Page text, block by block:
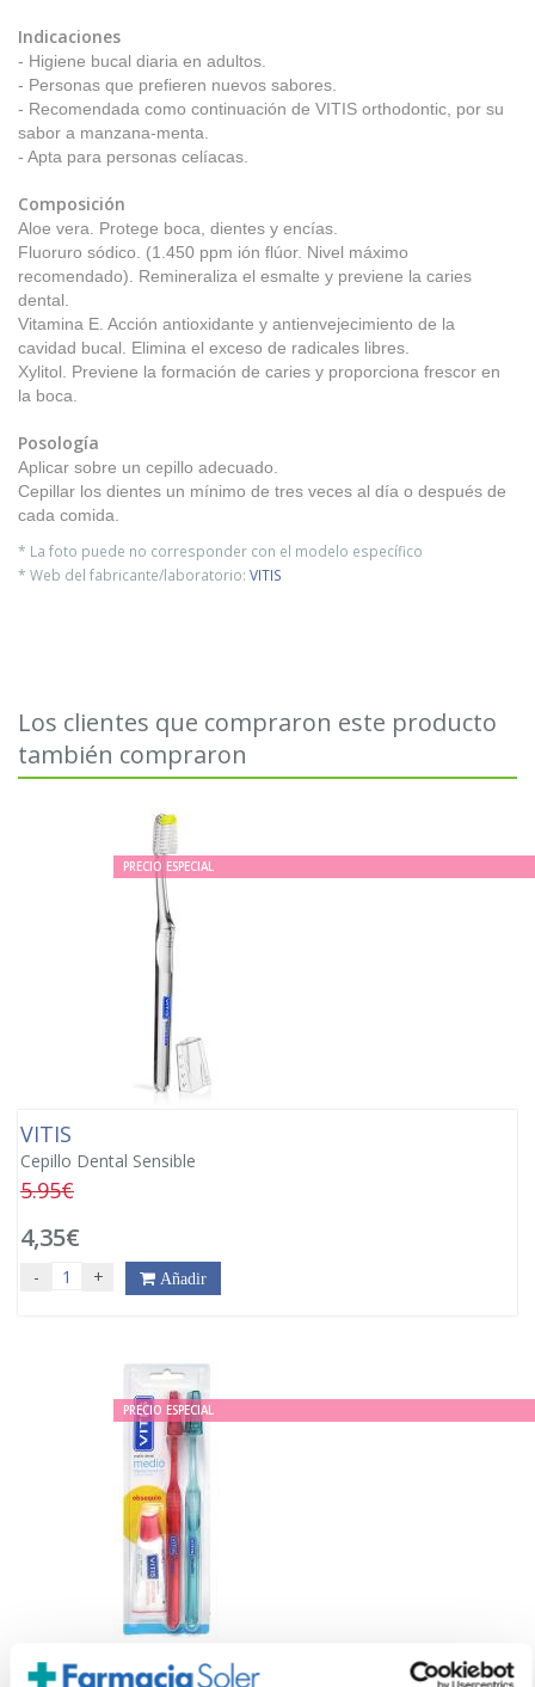
Indicaciones
- Higiene bucal diaria en adultos.
- Personas que prefieren nuevos sabores.
- Recomendada como continuación de VITIS orthodontic, por su
sabor a manzana-menta.
- Apta para personas celíacas.
Composición
Aloe vera. Protege boca, dientes y encías.
Fluoruro sódico. (1.450 ppm ión flúor. Nivel máximo
recomendado). Remineraliza el esmalte y previene la caries
dental.
Vitamina E. Acción antioxidante y antienvejecimiento de la
cavidad bucal. Elimina el exceso de radicales libres.
Xylitol. Previene la formación de caries y proporciona frescor en
la boca.
Posología
Aplicar sobre un cepillo adecuado.
Cepillar los dientes un mínimo de tres veces al día o después de
cada comida.
* La foto puede no corresponder con el modelo específico
* Web del fabricante/laboratorio: VITIS
Los clientes que compraron este producto
también compraron
PRECIO ESPECIAL
VITIS
Cepillo Dental Sensible
5.95€
4,35€
- + Añadir
PRECIO ESPECIAL
VITIS